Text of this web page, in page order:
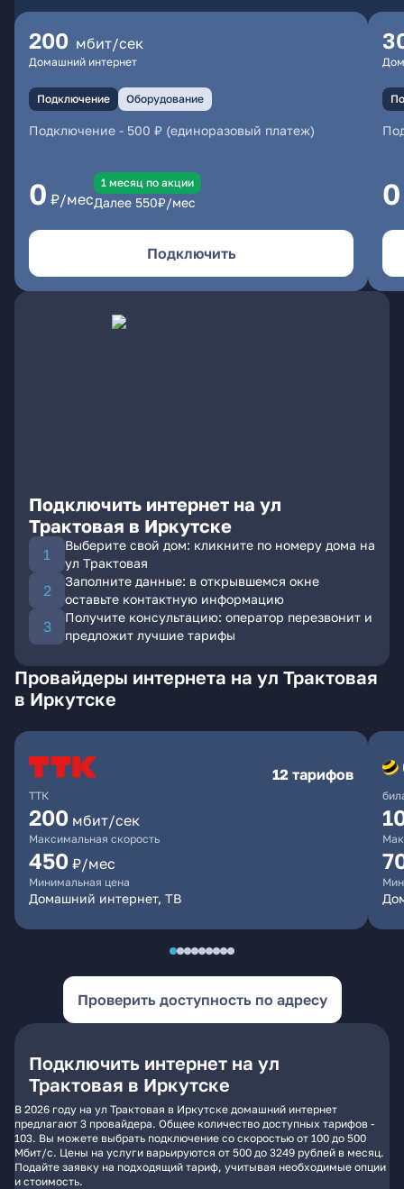
200 мбит/сек
Домашний интернет
Подключение Оборудование
Подключение - 500 ₽ (единоразовый платеж)
0 ₽/мес
1 месяц по акции
Далее 550₽/мес
Подключить
0
Подключить интернет на ул
Трактовая в Иркутске
Выберите свой дом: кликните по номеру дома на
ул Трактовая
Заполните данные: в открывшемся окне
оставьте контактную информацию
Получите консультацию: оператор перезвонит и
предложит лучшие тарифы
Провайдеры интернета на ул Трактовая
в Иркутске
ТТК
12 тарифов
200 мбит/сек
Максимальная скорость
450 ₽/мес
Минимальная цена
Домашний интернет, ТВ
Проверить доступность по адресу
Подключить интернет на ул
Трактовая в Иркутске
В 2026 году на ул Трактовая в Иркутске домашний интернет
предлагают 3 провайдера. Общее количество доступных тарифов -
103. Вы можете выбрать подключение со скоростью от 100 до 500
Мбит/с. Цены на услуги варьируются от 500 до 3249 рублей в месяц.
Подайте заявку на подходящий тариф, учитывая необходимые опции
и стоимость.